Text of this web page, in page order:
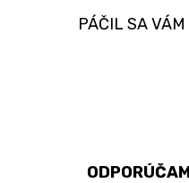
PÁČIL SA